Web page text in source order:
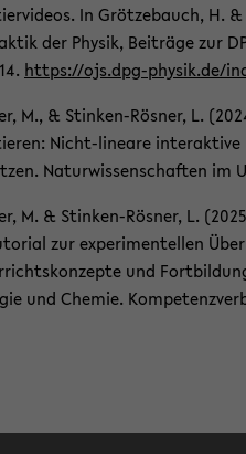
In Gröt­ze­bauch, H.
der Phy­sik, Bei­trä­ge zur
https://ojs.dpg-​physik.de/
M., & Stinken-​Rösner, L.
Nicht-​lineare
Na­tur­wis­sen­schaf­ten im
M. & Stinken-​Rösner, L.
zur ex­pe­ri­men­tel­len
und
und Che­mie.